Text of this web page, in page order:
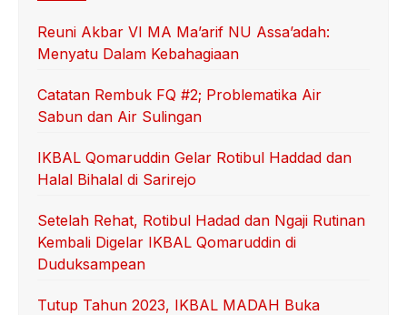
Reuni Akbar VI MA Ma’arif NU Assa’adah:
Menyatu Dalam Kebahagiaan
Catatan Rembuk FQ #2; Problematika Air
Sabun dan Air Sulingan
IKBAL Qomaruddin Gelar Rotibul Haddad dan
Halal Bihalal di Sarirejo
Setelah Rehat, Rotibul Hadad dan Ngaji Rutinan
Kembali Digelar IKBAL Qomaruddin di
Duduksampean
Tutup Tahun 2023, IKBAL MADAH Buka